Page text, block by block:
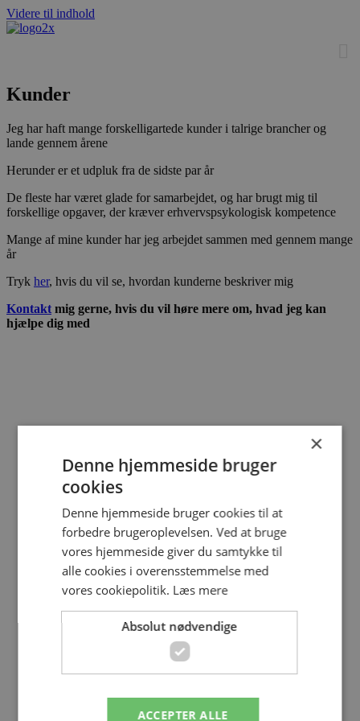
Videre til indhold
Kunder
Jeg har haft mange forskelligartede kunder i talrige brancher og
lande gennem årene
Herunder er et udpluk fra de sidste par år
De fleste har været glade for samarbejdet, og har brugt mig til
forskellige opgaver, der kræver erhvervspsykologisk kompetence
Mange af mine kunder har jeg arbejdet sammen med gennem mange
år
Tryk her, hvis du vil se, hvordan kunderne beskriver mig
Kontakt mig gerne, hvis du vil høre mere om, hvad jeg kan
hjælpe dig med
×
Denne hjemmeside bruger
cookies
Denne hjemmeside bruger cookies til at
forbedre brugeroplevelsen. Ved at bruge
vores hjemmeside giver du samtykke til
alle cookies i overensstemmelse med
vores cookiepolitik. Læs mere
Absolut nødvendige
ACCEPTER ALLE